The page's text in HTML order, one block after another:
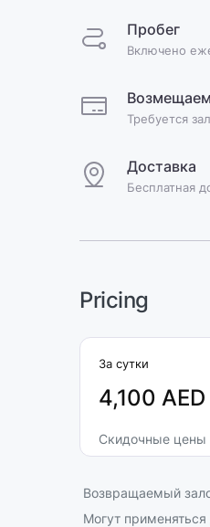
Пробег
Включено
Требуется
Доставка
Бесплатная
Pricing
За сутки
4,100 AED
Скидочные цены
Возвращаемый
Могут